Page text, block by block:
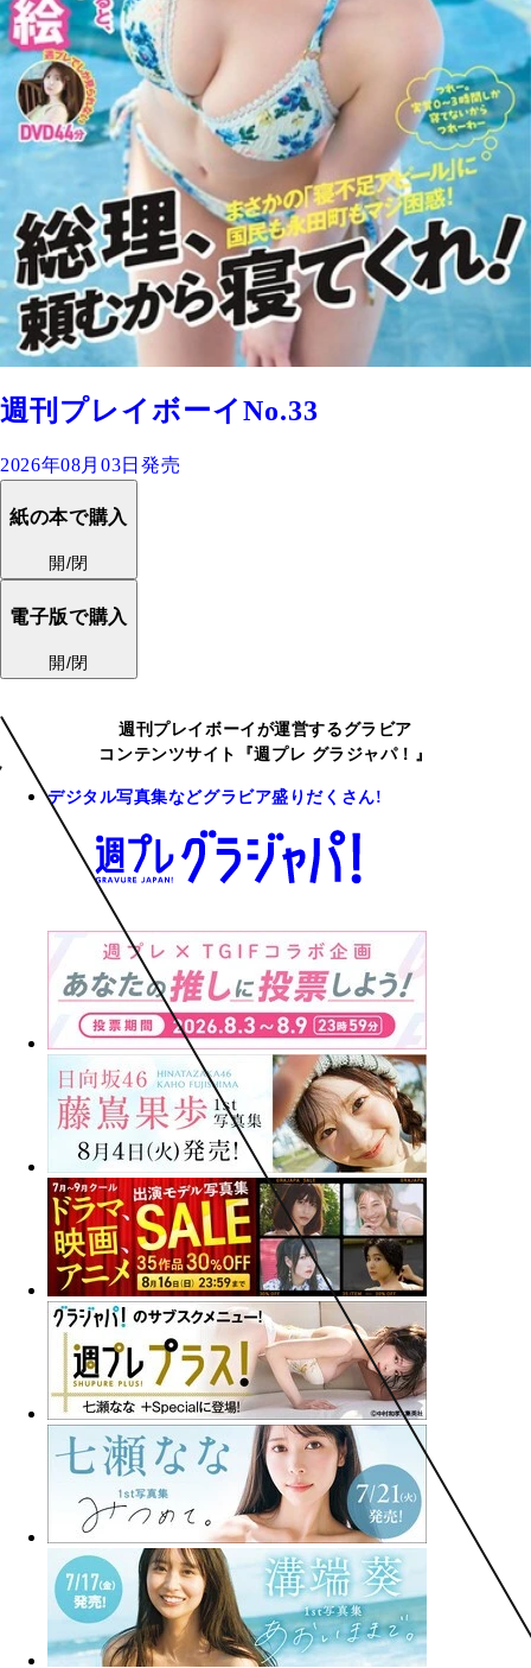
週刊プレイボーイNo.33
2026年08月03日発売
紙の本で購入
開/閉
電子版で購入
開/閉
週刊プレイボーイが運営するグラビア
コンテンツサイト『週プレ グラジャパ！』
デジタル写真集などグラビア盛りだくさん!